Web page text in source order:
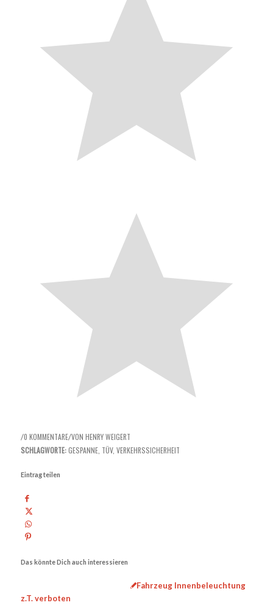
/0 KOMMENTARE/VON HENRY WEIGERT
SCHLAGWORTE: GESPANNE, TÜV, VERKEHRSSICHERHEIT
Eintrag teilen
Das könnte Dich auch interessieren
Fahrzeug Innenbeleuchtung
z.T. verboten